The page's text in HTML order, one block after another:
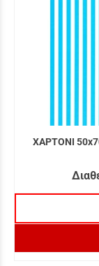
ΧΑΡΤΟΝΙ